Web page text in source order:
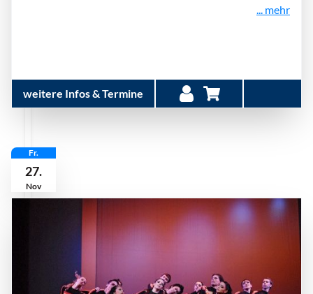
... mehr
weitere Infos & Termine
Fr.
27.
Nov